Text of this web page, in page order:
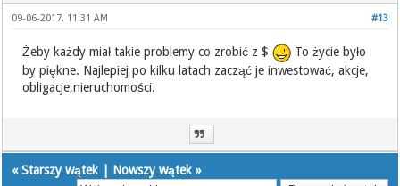
#13
09-06-2017, 11:31 AM
Żeby każdy miał takie problemy co zrobić z $
To życie było
by piękne. Najlepiej po kilku latach zacząć je inwestować, akcje,
obligacje,nieruchomości.
«Starszy wątek Nowszy wątek »